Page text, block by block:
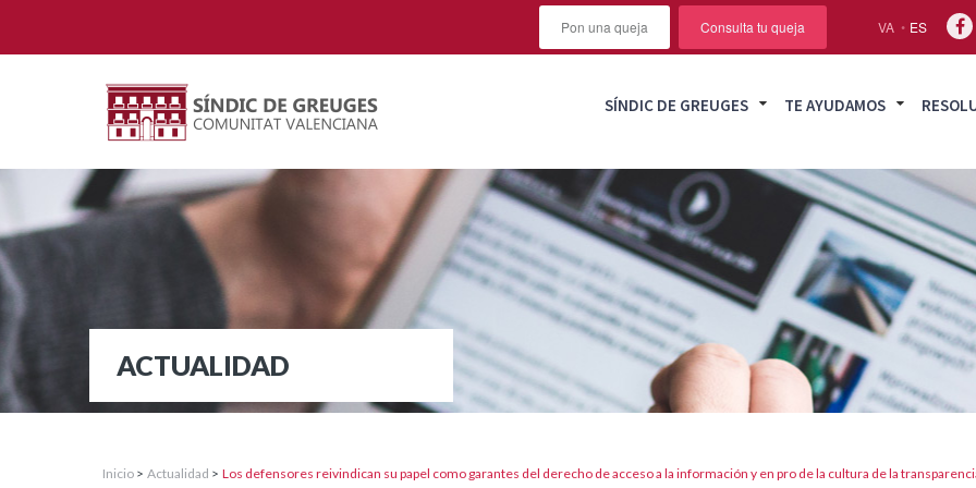
VA ES
Pon una queja Consulta tu queja
SÍNDIC DE GREUGES TE AYUDAMOS
ACTUALIDAD
Inicio> Actualidad > Los defensores reivindican su papel como garantes del derecho de acceso a la información y en pro de la cultura de la